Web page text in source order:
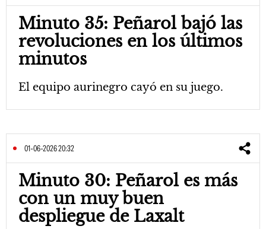
Minuto 35: Peñarol bajó las
revoluciones en los últimos
minutos
El equipo aurinegro cayó en su juego.
01-06-2026 20:32
Minuto 30: Peñarol es más
con un muy buen
despliegue de Laxalt